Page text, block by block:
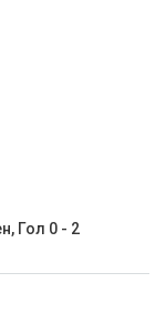
Гол 0 - 2